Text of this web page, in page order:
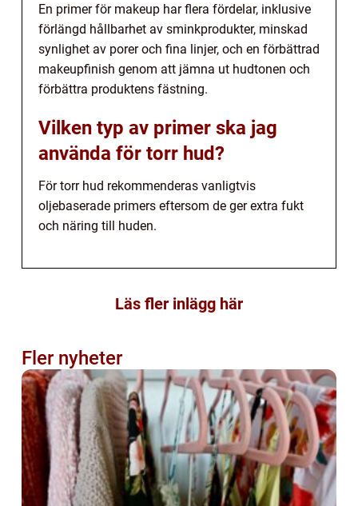
En primer för makeup har flera fördelar, inklusive
förlängd hållbarhet av sminkprodukter, minskad
synlighet av porer och fina linjer, och en förbättrad
makeupfinish genom att jämna ut hudtonen och
förbättra produktens fästning.
Vilken typ av primer ska jag
använda för torr hud?
För torr hud rekommenderas vanligtvis
oljebaserade primers eftersom de ger extra fukt
och näring till huden.
Läs fler inlägg här
Fler nyheter